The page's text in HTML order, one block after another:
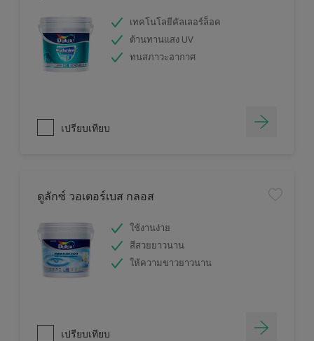
เทคโนโลยีคัลเลอร์ล็อค
ต้านทานแสง UV
ทนสภาวะอากาศ
เปรียบเทียบ
ดูลักซ์ วอเตอร์เบส กลอส
ใช้งานง่าย
สีสวยยาวนาน
ให้ความขาวยาวนาน
เปรียบเทียบ